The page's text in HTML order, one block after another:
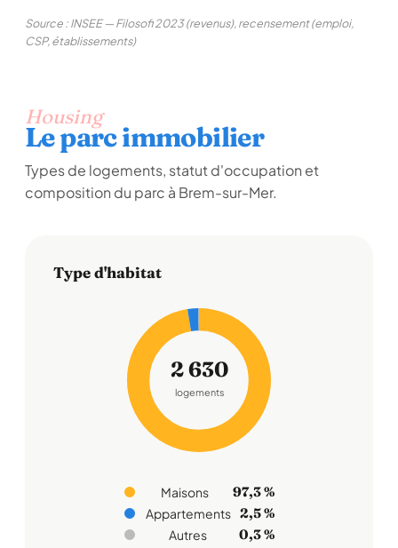
Source : INSEE — Filosofi 2023 (revenus), recensement (emploi,
CSP, établissements)
Housing
Le parc immobilier
Types de logements, statut d'occupation et
composition du parc à Brem-sur-Mer.
Type d'habitat
2 630
logements
Maisons 97,3 %
Appartements 2,5 %
Autres 0,3 %